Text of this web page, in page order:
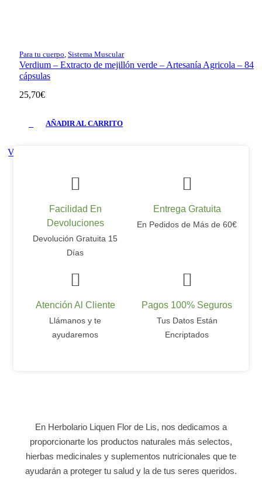
Para tu cuerpo, Sistema Muscular
Verdium – Extracto de mejillón verde – Artesanía Agricola – 84
cápsulas
25,70€
AÑADIR AL CARRITO
Vista rápida
Facilidad En
Devoluciones
Devolución Gratuita 15
Días
Entrega Gratuita
En Pedidos de Más de 60€
Atención Al Cliente
Llámanos y te
ayudaremos
Pagos 100% Seguros
Tus Datos Están
Encriptados
En Herbolario Liquen Flor de Lis, nos dedicamos a
proporcionarte los productos naturales más selectos,
hierbas medicinales y suplementos nutricionales que te
ayudarán a proteger tu salud y la de tus seres queridos.